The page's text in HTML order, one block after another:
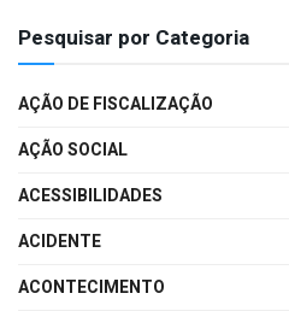
Pesquisar por Categoria
AÇÃO DE FISCALIZAÇÃO
AÇÃO SOCIAL
ACESSIBILIDADES
ACIDENTE
ACONTECIMENTO